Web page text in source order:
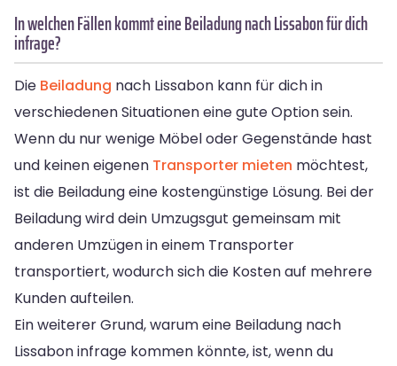
In welchen Fällen kommt eine Beiladung nach Lissabon für dich
infrage?
Die Beiladung nach Lissabon kann für dich in
verschiedenen Situationen eine gute Option sein.
Wenn du nur wenige Möbel oder Gegenstände hast
und keinen eigenen Transporter mieten möchtest,
ist die Beiladung eine kostengünstige Lösung. Bei der
Beiladung wird dein Umzugsgut gemeinsam mit
anderen Umzügen in einem Transporter
transportiert, wodurch sich die Kosten auf mehrere
Kunden aufteilen.
Ein weiterer Grund, warum eine Beiladung nach
Lissabon infrage kommen könnte, ist, wenn du